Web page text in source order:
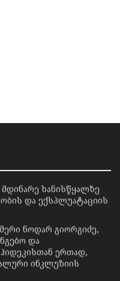
ხანისწყალზე
და ექსპლუატაციის
ნოდარ გიორგიძე,
და
ერთად,
ინკლუზიის